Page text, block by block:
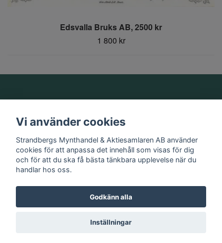
Edsvalla Bruks AB, 2500 kr
1 800 kr
Information
Sociala medier
© 2026 Strandbergs Mynthandel & Aktiesamlaren AB
Vi använder cookies
Strandbergs Mynthandel & Aktiesamlaren AB använder
cookies för att anpassa det innehåll som visas för dig
och för att du ska få bästa tänkbara upplevelse när du
handlar hos oss.
Godkänn alla
Inställningar